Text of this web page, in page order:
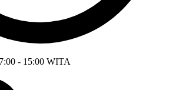
- 15:00 WITA